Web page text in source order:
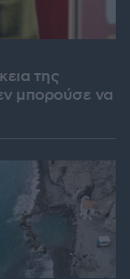
της
μπορούσε να